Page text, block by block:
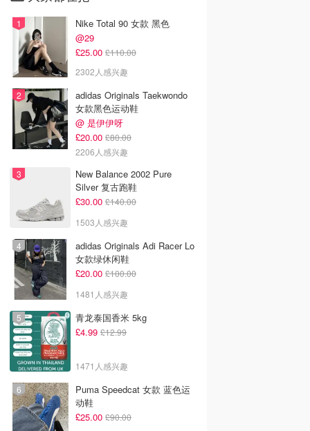
Nike Total 90 女款 黑色
@29
£25.00 £110.00
2302人感兴趣
adidas Originals Taekwondo
女款黑色运动鞋
@ 是伊伊呀
£20.00 £80.00
2206人感兴趣
New Balance 2002 Pure
Silver 复古跑鞋
£30.00 £140.00
1503人感兴趣
adidas Originals Adi Racer Lo
女款绿休闲鞋
£20.00 £100.00
1481人感兴趣
青龙泰国香米 5kg
£4.99 £12.99
1471人感兴趣
Puma Speedcat 女款 蓝色运
动鞋
£25.00 £90.00